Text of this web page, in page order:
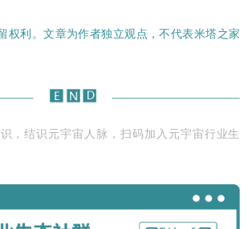
权利。文章为作者独立观点，不代表米塔之家
，结识元宇宙人脉，扫码加入元宇宙行业生